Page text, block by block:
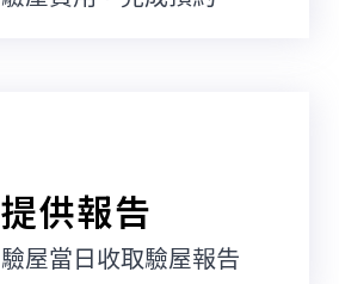
提供報告
驗屋當日收取驗屋報告